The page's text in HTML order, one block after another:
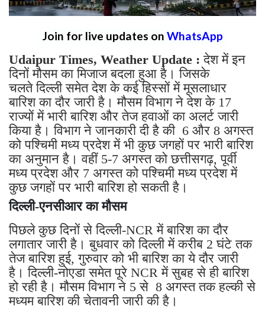
Join for live updates on WhatsApp
Udaipur Times, Weather Update :देश में इन
दिनों मौसम का मिजाज बदला हुआ है। जिसके
चलते दिल्ली समेत देश के कई हिस्सों में मूसलाधार
बारिश का दौर जारी है। मौसम विभाग ने देश के 17
राज्यों में भारी बारिश और तेज हवाओं का अलर्ट जारी
किया है। विभाग ने जानकारी दी है की 6 और 8 अगस्त
को पश्चिमी मध्य प्रदेश में भी कुछ जगहों पर भारी बारिश
का अनुमान है। वहीं 5-7 अगस्त को छत्तीसगढ़, पूर्वी
मध्य प्रदेश और 7 अगस्त को पश्चिमी मध्य प्रदेश में
कुछ जगहों पर भारी बारिश हो सकती है।
दिल्ली-एनसीआर का मौसम
पिछले कुछ दिनों से दिल्ली-NCR में बारिश का दौर
लगातार जारी है। बुधवार को दिल्ली में करीब 2 घंटे तक
तेज बारिश हुई, गुरुवार को भी बारिश का ये दौर जारी
है। दिल्ली-नोएडा समेत पूरे NCR में सुबह से ही बारिश
हो रही है। मौसम विभाग ने 5 से 8 अगस्त तक हल्की से
मध्यम बारिश की चेतावनी जारी की है।